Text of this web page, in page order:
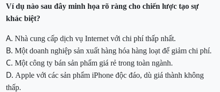
Ví dụ nào sau đây minh họa rõ ràng cho chiến lược tạo sự
khác biệt?
A. Nhà cung cấp dịch vụ Internet với chi phí thấp nhất.
B. Một doanh nghiệp sản xuất hàng hóa hàng loạt để giảm chi phí.
C. Một công ty bán sản phẩm giá rẻ trong toàn ngành.
D. Apple với các sản phẩm iPhone độc đáo, dù giá thành không
thấp.